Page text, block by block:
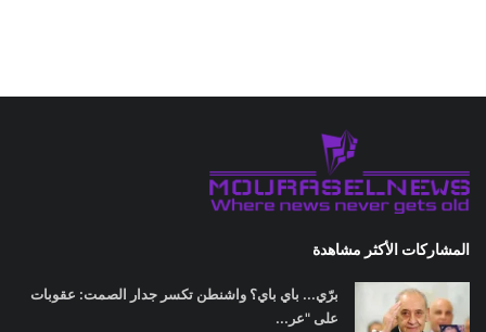
المشاركات الأكثر مشاهدة
برّي... باي باي؟ واشنطن تكسر جدار الصمت: عقوبات
على "عر...